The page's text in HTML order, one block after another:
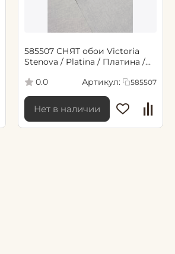
585507 СНЯТ обои Victoria
Stenova / Platina / Платина /
0.0
Артикул: 585507
Нет в наличии